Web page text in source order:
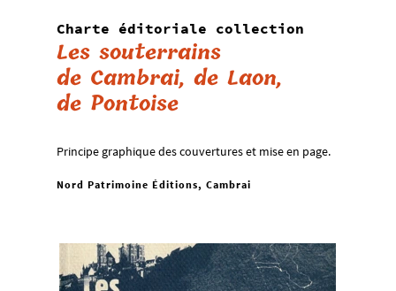
Charte éditoriale collection
Les souterrains
de Cambrai, de Laon,
de Pontoise
Principe graphique des couvertures et mise en page.
Nord Patrimoine Éditions, Cambrai